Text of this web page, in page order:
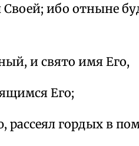
ибо отныне
и свято имя Его,
Его;
рассеял гордых в